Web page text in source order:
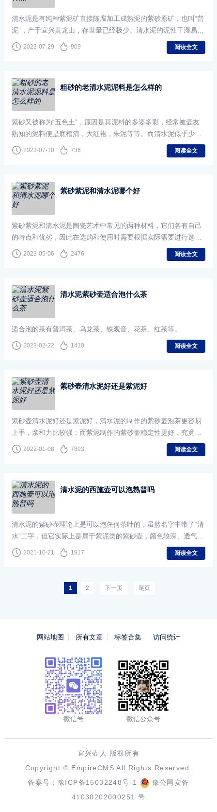
清水泥是有纯种紫泥矿直接陈腐加工成熟泥的紫砂原矿，也叫“普
泥”，产于宜兴黄龙山，存世量已经极少。清水泥的泥性干湿易掌
握，稳定性高，黏性合理，成型较易，是名初紫砂艺人
2023-07-29 909 阅读全文
粗砂的老清水泥泥料是怎么样的
紫砂又被称为“五色土”，原因是其泥料的多姿多彩，经常被壶友
熟知的泥料便是底槽清，大红袍，朱泥等等。而清水泥似乎少被
提起，但近日偶得一把不可多见的粗砂老清水泥泥料的紫砂壶，
特拿来与壶友共赏。
2023-07-10 736 阅读全文
紫砂紫泥和清水泥哪个好
紫砂紫泥和清水泥是陶瓷艺术中常见的两种材料，它们各有自己
的特点和优劣，因此在选购和使用时需要根据实际需要进行选
择。本文将从材料特性、制作工艺、使用效果等方面进行比较
2023-05-06 2476 阅读全文
清水泥紫砂壶适合泡什么茶
适合泡的茶有普洱茶、乌龙茶、铁观音、花茶、红茶等。
2023-02-22 1410 阅读全文
紫砂壶清水泥好还是紫泥好
紫砂壶清水泥好还是紫泥好，清水泥的制作的紫砂壶泡茶更容易
上手，亲和力比较强；而紫泥制作的紫砂壶稳定性更好，究竟是
选择清水泥还是紫泥，清水泥紫砂壶和紫泥紫砂壶哪一种更好，
其实还是需要看你自己的喜好和选择。
2022-01-08 7893 阅读全文
清水泥的西施壶可以泡熟普吗
清水泥的紫砂壶理论上是可以泡任何茶叶的，虽然名字中带了“清
水”二字，但它实际上是属于紫泥类的紫砂壶，颜色较深、透气性
好，适茶性好，对茶叶的种类是不怎么挑的。
2021-10-21 1917 阅读全文
1 2 下一页 尾页
网站地图 所有文章 标签合集 访问统计
微信号 微信公众号
宜兴壶人 版权所有
Copyright © EmpireCMS All Rights Reserved.
备案号：豫ICP备15032248号-1
豫公网安备
41030202000251 号